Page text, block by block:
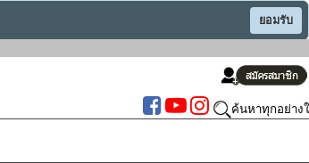
ยอมรับ
ค้นหาทุกอย่าง